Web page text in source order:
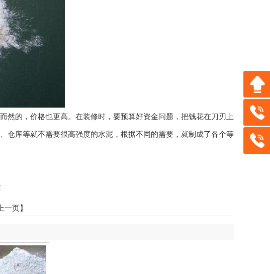
然的，价格也更高。在装修时，要预算好资金问题，把钱花在刀刃上
仓库等就不需要很高强度的水泥，根据不同的需要，就制成了各个等
一页】